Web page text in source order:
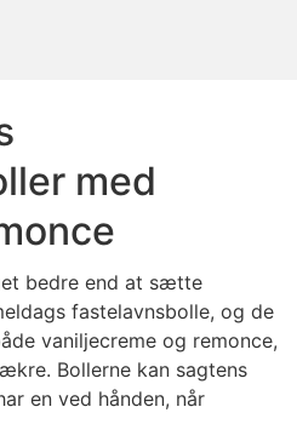
med
bedre end at sætte
fastelavnsbolle, og de
vaniljecreme og remonce,
Bollerne kan sagtens
en ved hånden, når